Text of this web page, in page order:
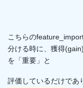
こちらの
分ける時に、獲得
を「重要」と
評価しているだけであ